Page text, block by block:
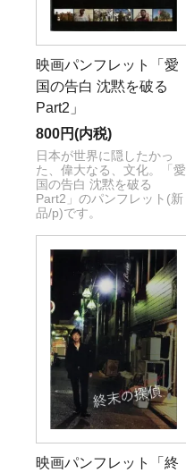
映画パンフレット「愛
国の告白 沈黙を破る
Part2」
800円(内税)
日本が世界に隠したかっ
た、偉大なる、文化。「愛
国の告白 沈黙を破る
Part2」のパンフレット(新
品/p)です。
映画パンフレット「終